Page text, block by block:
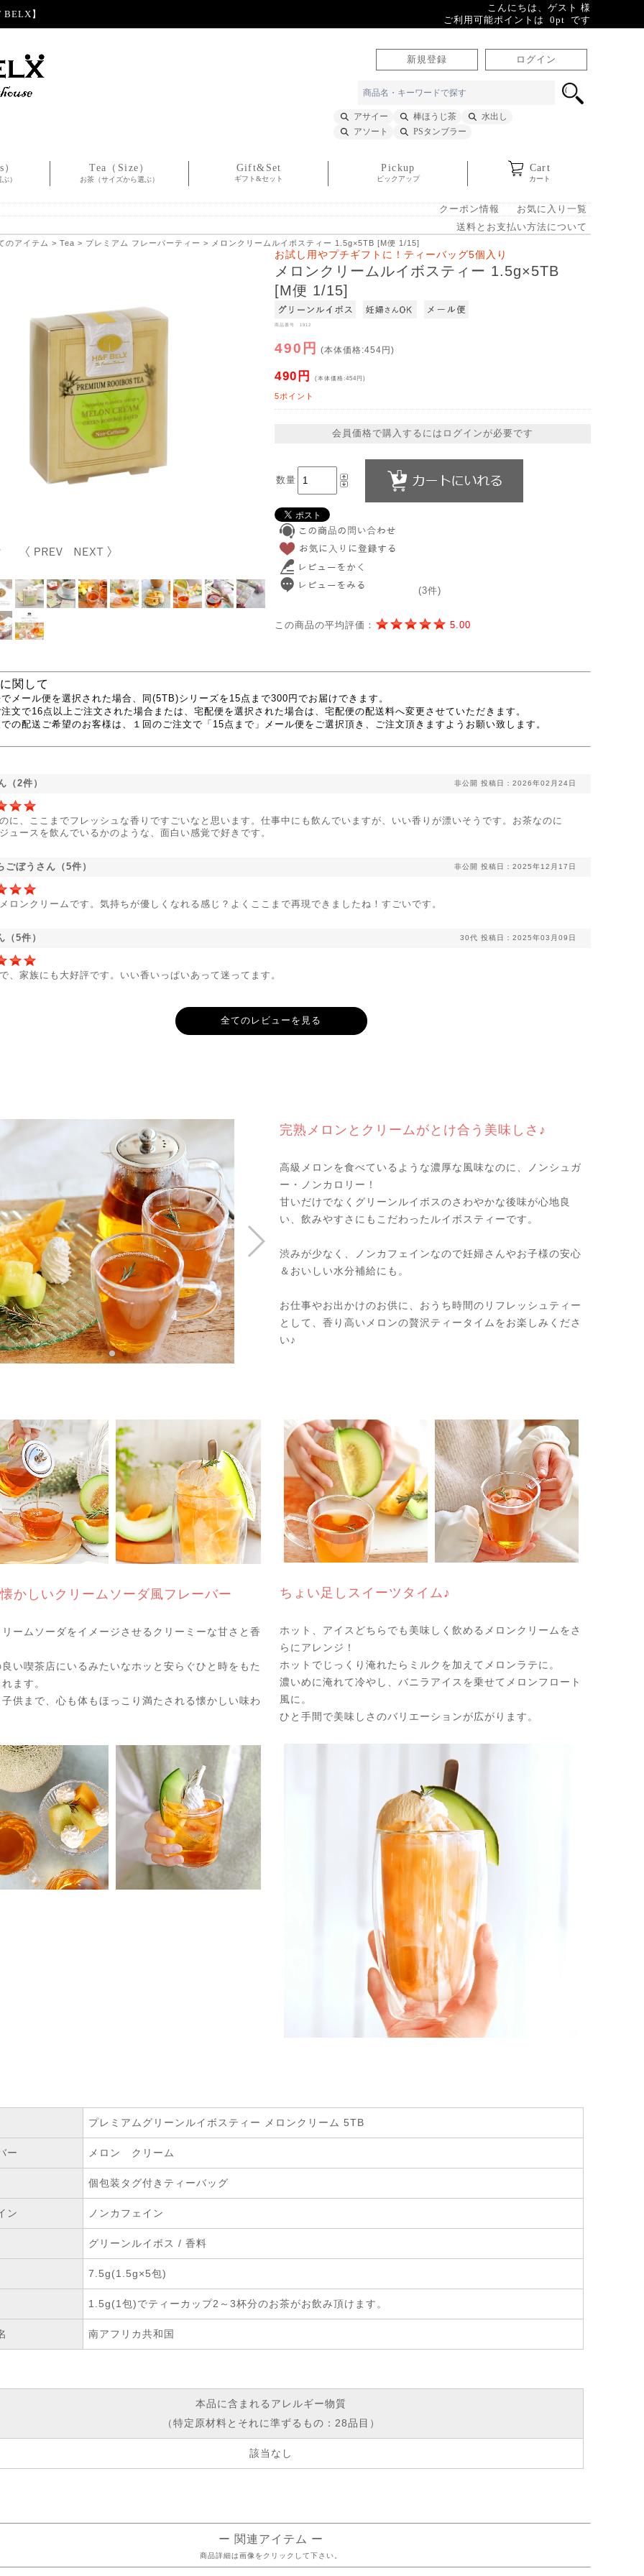
】
こんにちは、ゲスト 様
ご利用可能ポイントは 0pt です
新規登録 ログイン
アサイー 棒ほうじ茶
水出し
アソート
PSタンブラー
）
Tea（Size）
お茶（サイズから選ぶ）
Gift&Set
ギフト&セット
Pickup
ピックアップ
Cart
カート
クーポン情報
お気に入り一覧
送料とお支払い方法について
のアイテム > Tea > プレミアム フレーバーティー > メロンクリームルイボスティー 1.5g×5TB [M便 1/15]
お試し用やプチギフトに！ティーバッグ5個入り
メロンクリームルイボスティー 1.5g×5TB
[M便 1/15]
商品番号 1912
490円 (本体価格:454円)
490円 (本体価格:454円)
5ポイント
会員価格で購入するにはログインが必要です
数量
(3件)
この商品の平均評価： 5.00
関して
メール便を選択された場合、同(5TB)シリーズを15点まで300円でお届けできます。
文で16点以上ご注文された場合または、宅配便を選択された場合は、宅配便の配送料へ変更させていただきます。
の配送ご希望のお客様は、１回のご注文で「15点まで」メール便をご選択頂き、ご注文頂きますようお願い致します。
（2件） 非公開 投稿日：2026年02月24日
に、ここまでフレッシュな香りですごいなと思います。仕事中にも飲んでいますが、いい香りが漂いそうです。お茶なのに
ュースを飲んでいるかのような、面白い感覚で好きです。
ごぼうさん（5件） 非公開 投稿日：2025年12月17日
ロンクリームです。気持ちが優しくなれる感じ？よくここまで再現できましたね！すごいです。
（5件） 30代 投稿日：2025年03月09日
、家族にも大好評です。いい香いっぱいあって迷ってます。
全てのレビューを見る
完熟メロンとクリームがとけ合う美味しさ♪
高級メロンを食べているような濃厚な風味なのに、ノンシュガ
ー・ノンカロリー！
甘いだけでなくグリーンルイボスのさわやかな後味が心地良
い、飲みやすさにもこだわったルイボスティーです。
渋みが少なく、ノンカフェインなので妊婦さんやお子様の安心
＆おいしい水分補給にも。
お仕事やお出かけのお供に、おうち時間のリフレッシュティー
として、香り高いメロンの贅沢ティータイムをお楽しみくださ
い♪
かしいクリームソーダ風フレーバー
ームソーダをイメージさせるクリーミーな甘さと香
い喫茶店にいるみたいなホッと安らぐひと時をもた
ます。
供まで、心も体もほっこり満たされる懐かしい味わ
ちょい足しスイーツタイム♪
ホット、アイスどちらでも美味しく飲めるメロンクリームをさ
らにアレンジ！
ホットでじっくり淹れたらミルクを加えてメロンラテに。
濃いめに淹れて冷やし、バニラアイスを乗せてメロンフロート
風に。
ひと手間で美味しさのバリエーションが広がります。
プレミアムグリーンルイボスティー メロンクリーム 5TB
ー メロン クリーム
個包装タグ付きティーバッグ
ン ノンカフェイン
グリーンルイボス / 香料
7.5g(1.5g×5包)
1.5g(1包)でティーカップ2～3杯分のお茶がお飲み頂けます。
南アフリカ共和国
本品に含まれるアレルギー物質
（特定原材料とそれに準ずるもの：28品目）
該当なし
ー 関連アイテム ー
商品詳細は画像をクリックして下さい。